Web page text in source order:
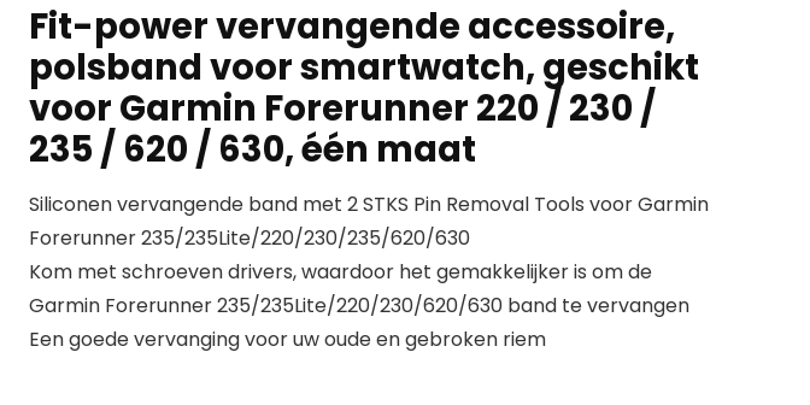
Fit-power vervangende accessoire,
polsband voor smartwatch, geschikt
voor Garmin Forerunner 220 / 230 /
235 / 620 / 630, één maat
Siliconen vervangende band met 2 STKS Pin Removal Tools voor Garmin
Forerunner 235/235Lite/220/230/235/620/630
Kom met schroeven drivers, waardoor het gemakkelijker is om de
Garmin Forerunner 235/235Lite/220/230/620/630 band te vervangen
Een goede vervanging voor uw oude en gebroken riem